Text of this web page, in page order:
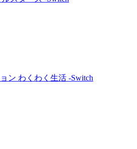
ン わくわく生活 -Switch